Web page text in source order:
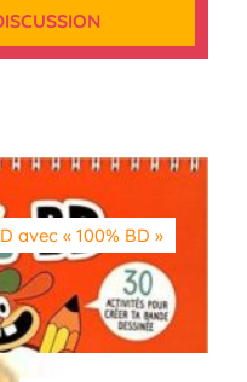
avec « 100% BD »